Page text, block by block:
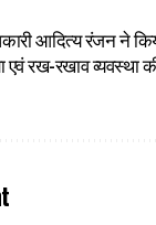
आदित्य रंजन ने
एवं रख-रखाव व्यवस्था